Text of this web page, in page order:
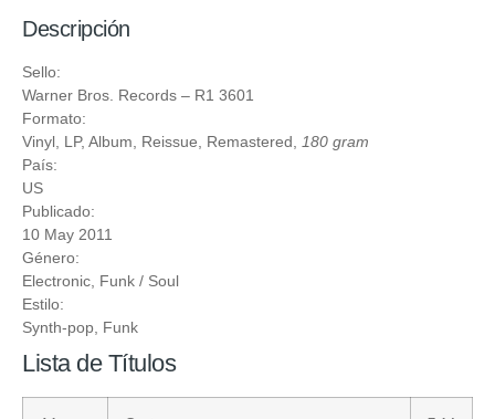
Descripción
Sello:
Warner Bros. Records ‎– R1 3601
Formato:
Vinyl , LP, Album, Reissue, Remastered,
180 gram
País:
US
Publicado:
10 May 2011
Género:
Electronic Funk / Soul
Estilo:
Synth-pop Funk
Lista de Títulos